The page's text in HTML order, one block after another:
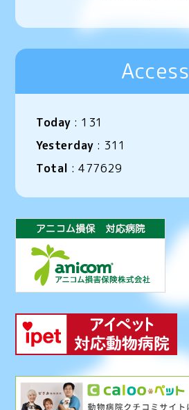
Access
Today : 131
Yesterday : 311
Total :477629